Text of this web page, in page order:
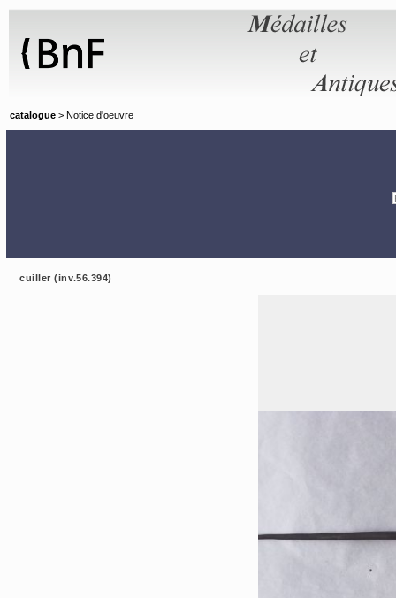
catalogue > Notice d'oeuvre
cuiller (inv.56.394)